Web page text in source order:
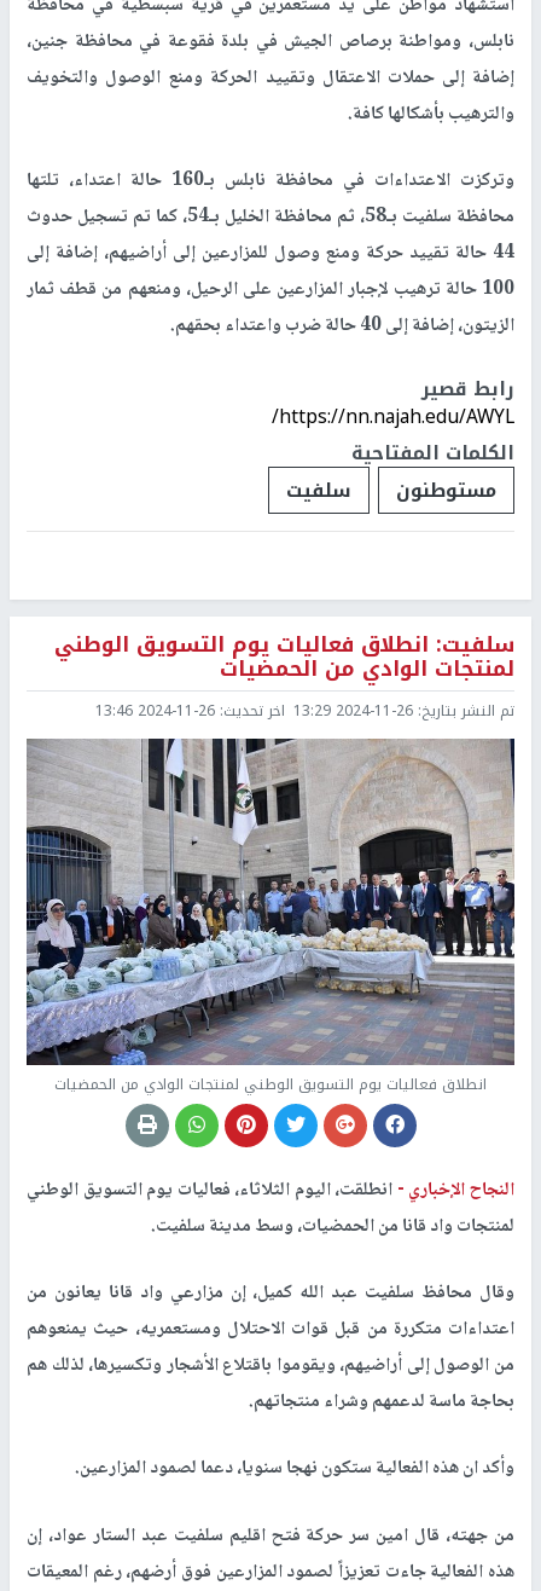
نابلس، ومواطنة برصاص الجيش في بلدة فقوعة في محافظة جنين،
إضافة إلى حملات الاعتقال وتقييد الحركة ومنع الوصول والتخويف
والترهيب بأشكالها كافة.
وتركزت الاعتداءات في محافظة نابلس بـ160 حالة اعتداء، تلتها
محافظة سلفيت بـ58، ثم محافظة الخليل بـ54، كما تم تسجيل حدوث
44 حالة تقييد حركة ومنع وصول للمزارعين إلى أراضيهم، إضافة إلى
100 حالة ترهيب لإجبار المزارعين على الرحيل، ومنعهم من قطف ثمار
الزيتون، إضافة إلى 40 حالة ضرب واعتداء بحقهم.
رابط قصير
https://nn.najah.edu/AWYL/
الكلمات المفتاحية
مستوطنون
سلفيت
سلفيت: انطلاق فعاليات يوم التسويق الوطني
لمنتجات الوادي من الحمضيات
تم النشر بتاريخ: 2024-11-26 13:29 اخر تحديث: 2024-11-26 13:46
انطلاق فعاليات يوم التسويق الوطني لمنتجات الوادي من الحمضيات
النجاح الإخباري -انطلقت، اليوم الثلاثاء، فعاليات يوم التسويق الوطني
لمنتجات واد قانا من الحمضيات، وسط مدينة سلفيت.
وقال محافظ سلفيت عبد الله كميل، إن مزارعي واد قانا يعانون من
اعتداءات متكررة من قبل قوات الاحتلال ومستعمريه، حيث يمنعوهم
من الوصول إلى أراضيهم، ويقوموا باقتلاع الأشجار وتكسيرها، لذلك هم
بحاجة ماسة لدعمهم وشراء منتجاتهم.
وأكد ان هذه الفعالية ستكون نهجا سنويا، دعما لصمود المزارعين.
من جهته، قال امين سر حركة فتح اقليم سلفيت عبد الستار عواد، إن
هذه الفعالية جاءت تعزيزاً لصمود المزارعين فوق أرضهم، رغم المعيقات